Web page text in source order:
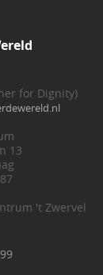
for Dignity)
13
't Zwervel